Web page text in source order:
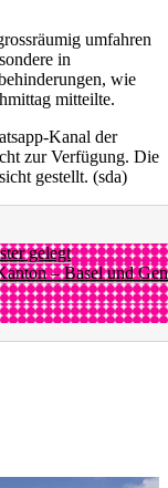
umfahren
in
wie
mitteilte.
Kanal der
zur Verfügung. Die
gestellt. (sda)
gelegt
– Basel und